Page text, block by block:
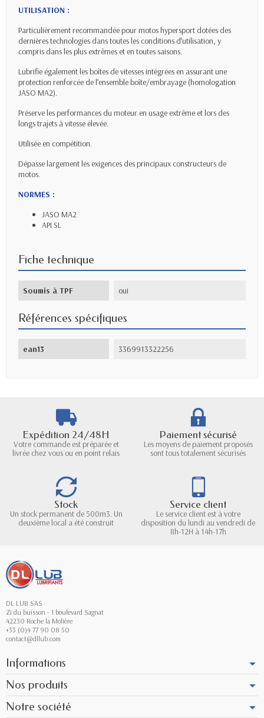
UTILISATION :
Particulièrement recommandée pour motos hypersport dotées des
dernières technologies dans toutes les conditions d’utilisation, y
compris dans les plus extrêmes et en toutes saisons.
Lubrifie également les boîtes de vitesses intégrées en assurant une
protection renforcée de l’ensemble boîte/embrayage (homologation
JASO MA2).
Préserve les performances du moteur en usage extrême et lors des
longs trajets à vitesse élevée.
Utilisée en compétition.
Dépasse largement les exigences des principaux constructeurs de
motos.
NORMES :
JASO MA2
API SL
Fiche technique
Soumis à TPF oui
Références spécifiques
ean13 3369913322256
Expédition 24/48H
Votre commande est préparée et
livrée chez vous ou en point relais
Paiement sécurisé
Les moyens de paiement proposés
sont tous totalement sécurisés
Stock
Un stock permanent de 500m3. Un
deuxième local a été construit
Service client
Le service client est à votre
disposition du lundi au vendredi de
8h-12H à 14h-17h
DL LUB SAS
Zi du buisson - 1 boulevard Sagnat
42230 Roche la Molière
+33 (0)4 77 90 08 50
contact@dllub.com
Informations
Nos produits
Notre société